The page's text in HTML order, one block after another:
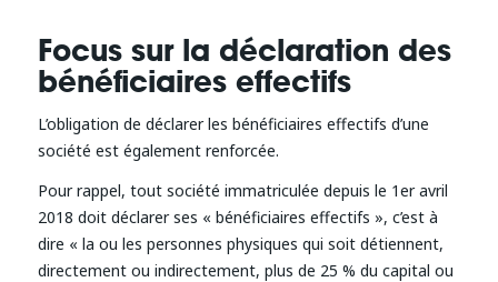
Focus sur la déclaration des
bénéficiaires effectifs
L’obligation de déclarer les bénéficiaires effectifs d’une
société est également renforcée.
Pour rappel, tout société immatriculée depuis le 1er avril
2018 doit déclarer ses « bénéficiaires effectifs », c’est à
dire « la ou les personnes physiques qui soit détiennent,
directement ou indirectement, plus de 25 % du capital ou